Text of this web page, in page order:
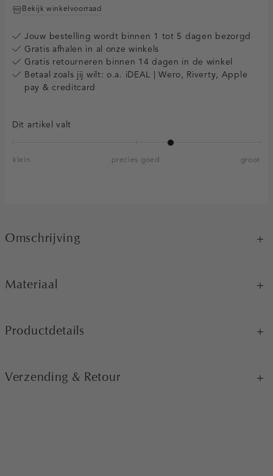
Bekijk winkelvoorraad
Jouw bestelling wordt binnen 1 tot 5 dagen bezorgd
Gratis afhalen in al onze winkels
Gratis retourneren binnen 14 dagen in de winkel
Betaal zoals jij wilt: o.a. iDEAL | Wero, Riverty, Apple
pay & creditcard
Dit artikel valt
klein precies goed groot
Omschrijving
Materiaal
Productdetails
Verzending & Retour